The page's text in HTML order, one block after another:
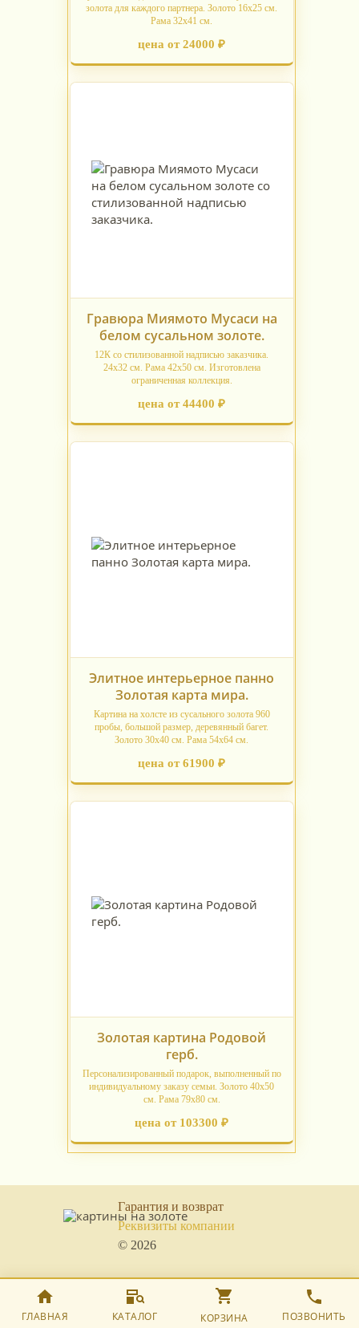
золота для каждого партнера. Золото 16х25 см.
Рама 32х41 см.
цена от 24000 ₽
Гравюра Миямото Мусаси на
белом сусальном золоте.
12К со стилизованной надписью заказчика.
24х32 см. Рама 42х50 см. Изготовлена
ограниченная коллекция.
цена от 44400 ₽
Элитное интерьерное панно
Золотая карта мира.
Картина на холсте из сусального золота 960
пробы, большой размер, деревянный багет.
Золото 30х40 см. Рама 54х64 см.
цена от 61900 ₽
Золотая картина Родовой
герб.
Персонализированный подарок, выполненный по
индивидуальному заказу семьи. Золото 40х50
см. Рама 79х80 см.
цена от 103300 ₽
Гарантия и возврат
Реквизиты компании
© 2026
ГЛАВНАЯ КАТАЛОГ КОРЗИНА ПОЗВОНИТЬ